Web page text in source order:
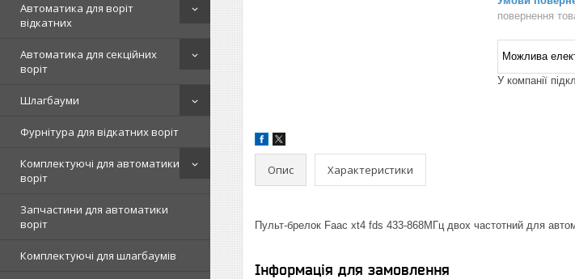
Автоматика для воріт
відкатних
Автоматика для секційних
воріт
Шлагбауми
Фурнітура для відкатних воріт
Комплектуючі для автоматики
воріт
Запчастини для автоматики
воріт
Комплектуючі для шлагбаумів
повернення
У компанії
Опис Характеристики
Пульт-брелок Faac xt4 fds 433-868МГц двох частотний для
Інформація для замовлення